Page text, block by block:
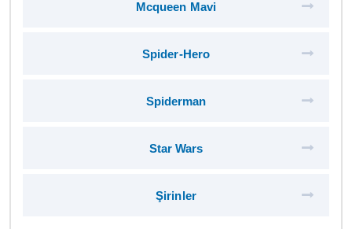
Mcqueen Mavi
Spider-Hero
Spiderman
Star Wars
Şirinler